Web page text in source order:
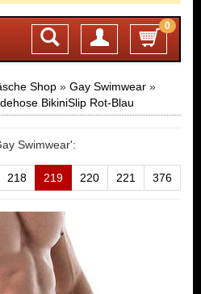
0
Login
Shop » Gay Swimwear »
BikiniSlip Rot-Blau
Swimwear':
218 219 220 221 376